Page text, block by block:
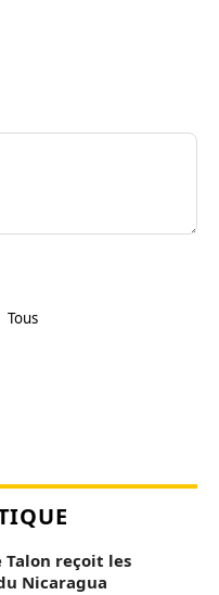
Tous
Talon reçoit les
Nicaragua